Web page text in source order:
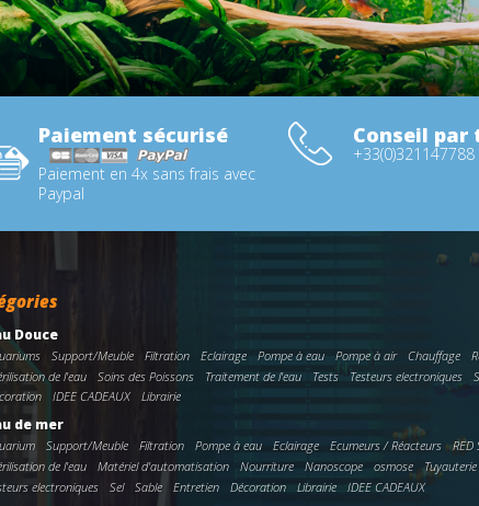
Paiement sécurisé
Paiement en 4x sans frais avec
Paypal
Conseil par
+33(0)321147788
Douce
Support/Meuble Filtration Eclairage Pompe à eau Pompe à air Chauffage
de l'eau
Soins des Poissons Traitement de l'eau Tests Testeurs electroniques
IDEE CADEAUX Librairie
de mer
Support/Meuble Filtration Pompe à eau Eclairage Ecumeurs / Réacteurs RED
de l'eau
Matériel d'automatisation Nourriture Nanoscope osmose
electroniques
Sel Sable Entretien Décoration Librairie IDEE CADEAUX